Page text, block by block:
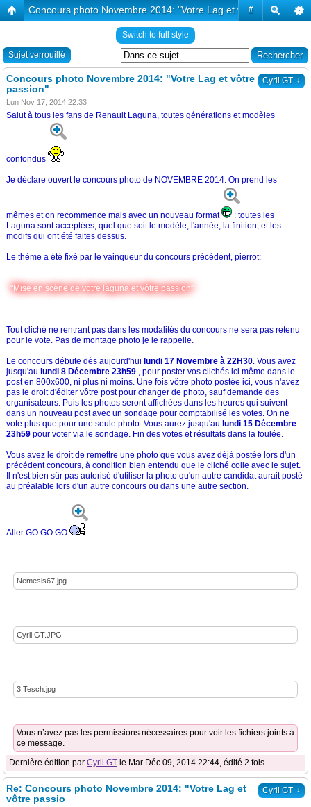
#
Concours photo Novembre 2014: "Votre Lag et vôtre passion"
Switch to full style
Sujet verrouillé
Cyril GT ↓
Concours photo Novembre 2014: "Votre Lag et vôtre
passion"
Lun Nov 17, 2014 22:33
Salut à tous les fans de Renault Laguna, toutes générations et modèles
confondus
Je déclare ouvert le concours photo de NOVEMBRE 2014. On prend les
mêmes et on recommence mais avec un nouveau format
: toutes les
Laguna sont acceptées, quel que soit le modèle, l'année, la finition, et les
modifs qui ont été faites dessus.
Le thème a été fixé par le vainqueur du concours précédent, pierrot:
"Mise en scène de votre laguna et vôtre passion"
Tout cliché ne rentrant pas dans les modalités du concours ne sera pas retenu
pour le vote. Pas de montage photo je le rappelle.
Le concours débute dès aujourd'hui lundi 17 Novembre à 22H30. Vous avez
jusqu'au lundi 8 Décembre 23h59 , pour poster vos clichés ici même dans le
post en 800x600, ni plus ni moins. Une fois vôtre photo postée ici, vous n'avez
pas le droit d'éditer vôtre post pour changer de photo, sauf demande des
organisateurs. Puis les photos seront affichées dans les heures qui suivent
dans un nouveau post avec un sondage pour comptabilisé les votes. On ne
vote plus que pour une seule photo. Vous aurez jusqu'au lundi 15 Décembre
23h59 pour voter via le sondage. Fin des votes et résultats dans la foulée.
Vous avez le droit de remettre une photo que vous avez déjà postée lors d'un
précédent concours, à condition bien entendu que le cliché colle avec le sujet.
Il n'est bien sûr pas autorisé d'utiliser la photo qu'un autre candidat aurait posté
au préalable lors d'un autre concours ou dans une autre section.
Aller GO GO GO
Nemesis67.jpg
Cyril GT.JPG
3 Tesch.jpg
Vous n’avez pas les permissions nécessaires pour voir les fichiers joints à
ce message.
Dernière édition par Cyril GT le Mar Déc 09, 2014 22:44, édité 2 fois.
Cyril GT ↓
Re: Concours photo Novembre 2014: "Votre Lag et
vôtre passio